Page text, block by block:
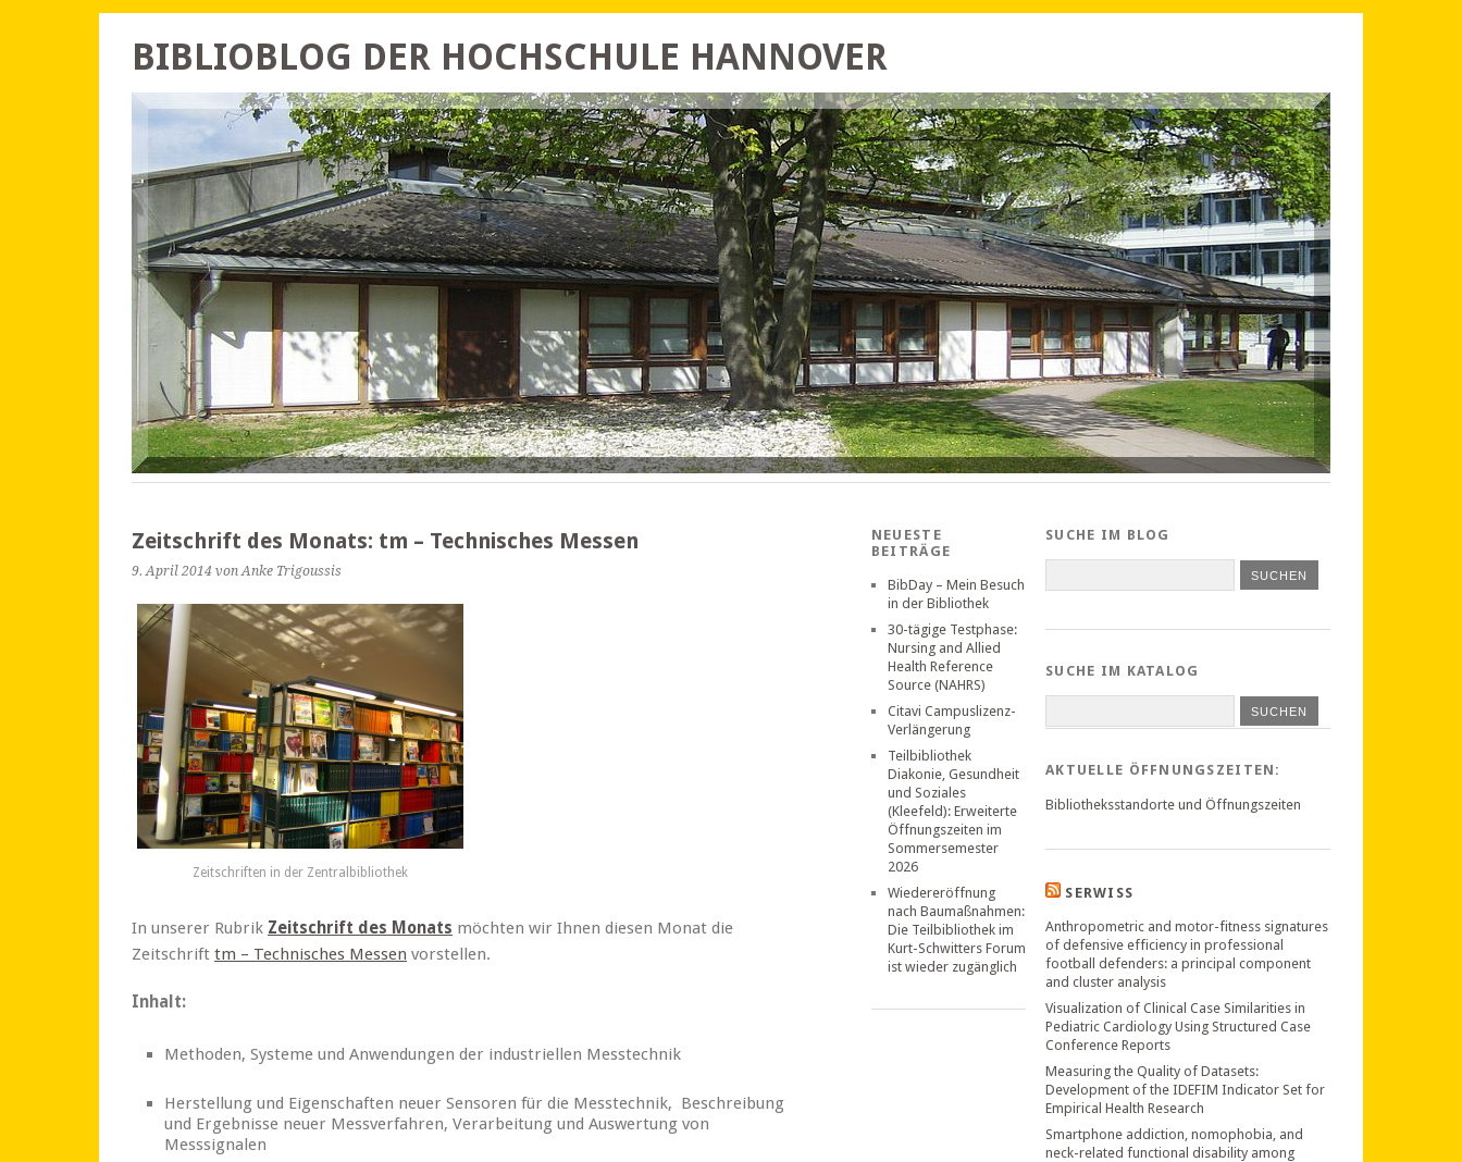
BIBLIOBLOG DER HOCHSCHULE HANNOVER
Zeitschrift des Monats: tm – Technisches Messen
9. April 2014 von Anke Trigoussis
Zeitschriften in der Zentralbibliothek
In unserer Rubrik Zeitschrift des Monats möchten wir Ihnen diesen Monat die
Zeitschrift tm – Technisches Messen vorstellen.
Inhalt:
Methoden, Systeme und Anwendungen der industriellen Messtechnik
Herstellung und Eigenschaften neuer Sensoren für die Messtechnik, Beschreibung
und Ergebnisse neuer Messverfahren, Verarbeitung und Auswertung von
Messsignalen
NEUESTE
BEITRÄGE
BibDay – Mein Besuch
in der Bibliothek
30-tägige Testphase:
Nursing and Allied
Health Reference
Source (NAHRS)
Citavi Campuslizenz-
Verlängerung
Teilbibliothek
Diakonie, Gesundheit
und Soziales
(Kleefeld): Erweiterte
Öffnungszeiten im
Sommersemester
2026
Wiedereröffnung
nach Baumaßnahmen:
Die Teilbibliothek im
Kurt-Schwitters Forum
ist wieder zugänglich
SUCHE IM BLOG
SUCHE IM KATALOG
SUCHEN
AKTUELLE ÖFFNUNGSZEITEN:
Bibliotheksstandorte und Öffnungszeiten
SERWISS
Anthropometric and motor-fitness signatures
of defensive efficiency in professional
football defenders: a principal component
and cluster analysis
Visualization of Clinical Case Similarities in
Pediatric Cardiology Using Structured Case
Conference Reports
Measuring the Quality of Datasets:
Development of the IDEFIM Indicator Set for
Empirical Health Research
Smartphone addiction, nomophobia, and
neck-related functional disability among